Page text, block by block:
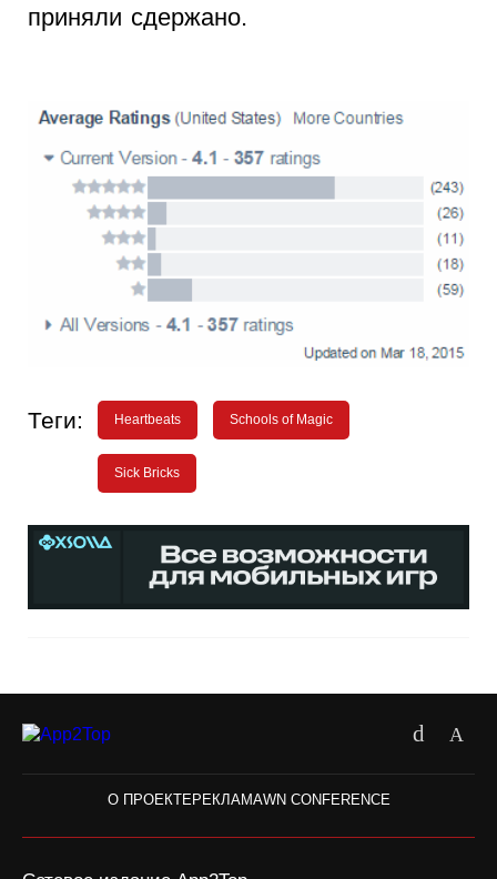
приняли сдержано.
Теги: Heartbeats Schools of Magic
Sick Bricks
О ПРОЕКТЕРЕКЛАМАWN CONFERENCE